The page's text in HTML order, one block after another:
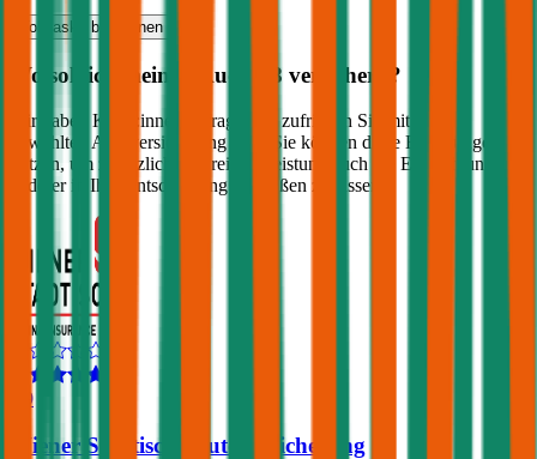
Vollkasko berechnen
Wo soll ich meinen Audi Q8 versichern?
Wir haben Kund:innen befragt, wie zufrieden Sie mit ihrer
gewählten Autoversicherung sind. Sie können diese Erfahrungen
nutzen, um zusätzlich zu Preis & Leistung auch die Empfehlungen
anderer in Ihre Entscheidung einfließen zu lassen:
3,9
Wiener Städtische Autoversicherung